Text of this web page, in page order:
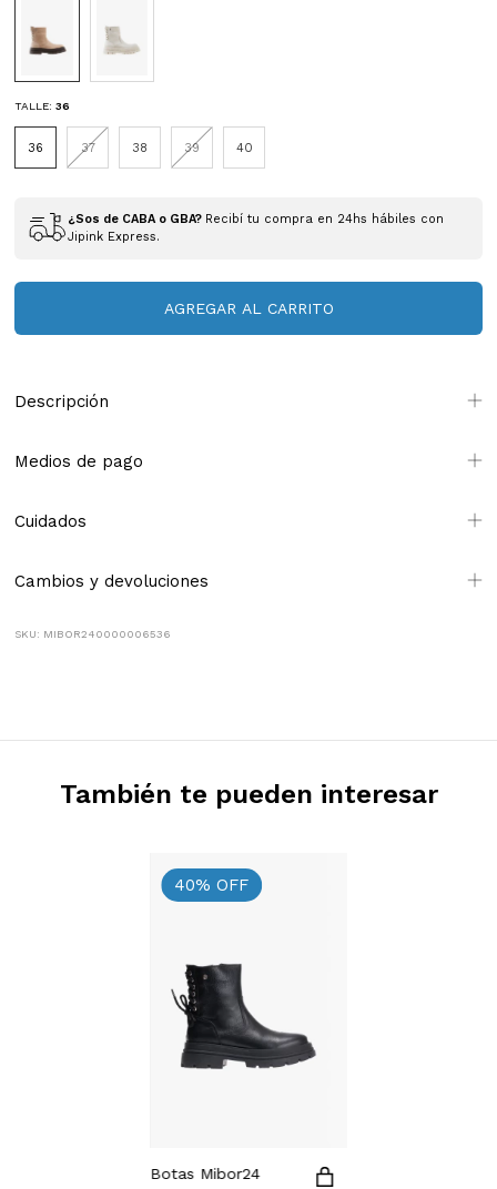
TALLE:36
36 37 38 39 40
¿Sos de CABA o GBA? Recibí tu compra en 24hs hábiles con
Jipink Express.
Descripción
Medios de pago
Cuidados
Cambios y devoluciones
SKU: MIBOR240000006536
También te pueden interesar
40%OFF
Botas Mibor24